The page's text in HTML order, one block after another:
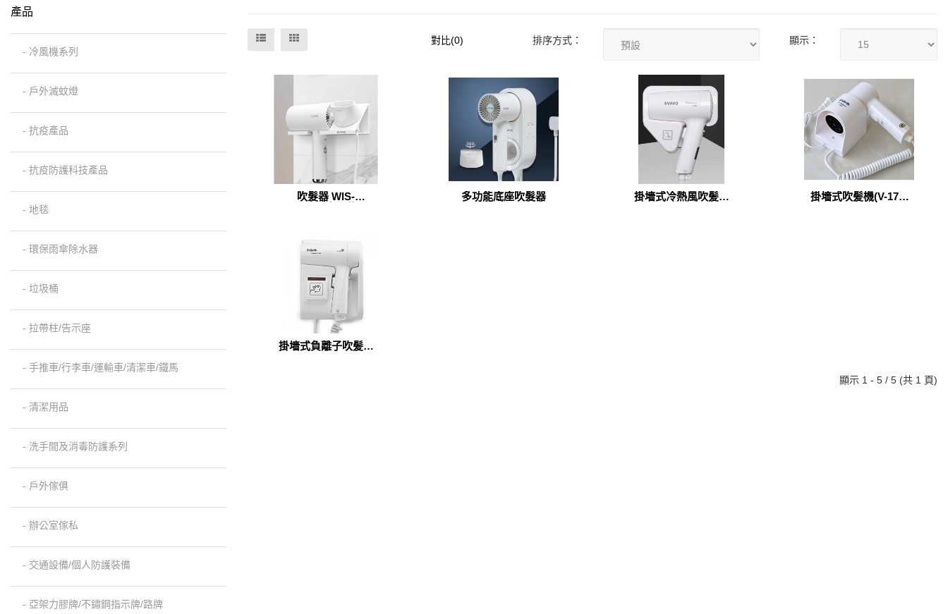
產品
- 冷風機系列
- 戶外滅蚊燈
- 抗疫產品
- 抗疫防護科技產品
- 地毯
- 環保雨傘除水器
- 垃圾桶
- 拉帶柱/告示座
- 手推車/行李車/運輸車/清潔車/鐵馬
- 清潔用品
- 洗手間及消毒防護系列
- 戶外傢俱
- 辦公室傢私
- 交通設備/個人防護裝備
- 亞架力膠牌/不鏽鋼指示牌/路牌
對比(0) 排序方式： 顯示：
吹髮器 WIS-
多功能底座吹髮器
掛墻式冷熱風吹髪機
掛墻式吹髪機(V-171-
掛墻式負離子吹髪機
顯示 1 - 5 / 5 (共 1 頁)